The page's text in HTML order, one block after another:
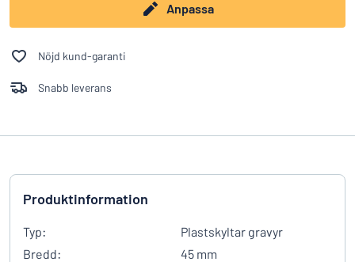
Anpassa
Nöjd kund-garanti
Snabb leverans
Produktinformation
Typ:
Plastskyltar gravyr
Bredd:
45 mm